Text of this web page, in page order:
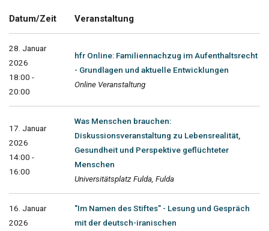
Datum/Zeit Veranstaltung
28. Januar
2026
18:00 -
20:00
hfr Online: Familiennachzug im Aufenthaltsrecht
- Grundlagen und aktuelle Entwicklungen
Online Veranstaltung
17. Januar
2026
14:00 -
16:00
Was Menschen brauchen:
Diskussionsveranstaltung zu Lebensrealität,
Gesundheit und Perspektive geflüchteter
Menschen
Universitätsplatz Fulda, Fulda
16. Januar
2026
"Im Namen des Stiftes" - Lesung und Gespräch
mit der deutsch-iranischen